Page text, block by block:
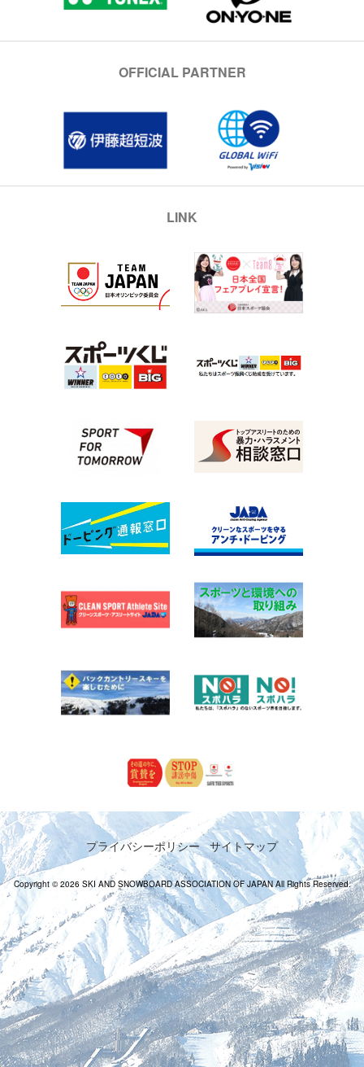
OFFICIAL PARTNER
LINK
プライバシーポリシー サイトマップ
Copyright © 2026 SKI AND SNOWBOARD ASSOCIATION OF JAPAN All Rights Reserved.